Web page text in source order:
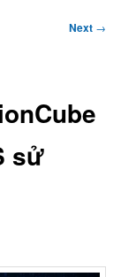
Next →
sử